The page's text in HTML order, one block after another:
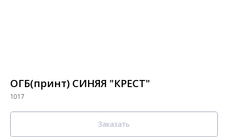
ОГБ(принт) СИНЯЯ "КРЕСТ"
1017
Заказать